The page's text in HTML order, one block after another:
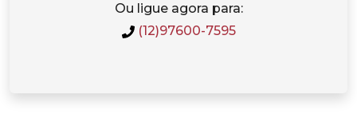
Ou ligue agora para:
(12)97600-7595